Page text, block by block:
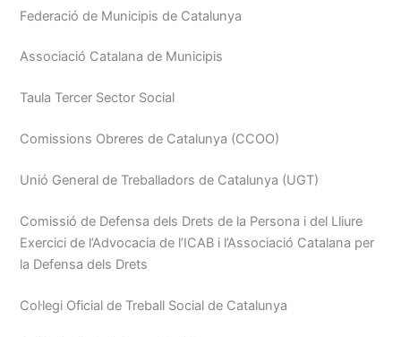
Federació de Municipis de Catalunya
Associació Catalana de Municipis
Taula Tercer Sector Social
Comissions Obreres de Catalunya (CCOO)
Unió General de Treballadors de Catalunya (UGT)
Comissió de Defensa dels Drets de la Persona i del Lliure
Exercici de l’Advocacia de l’ICAB i l’Associació Catalana per
la Defensa dels Drets
Col·legi Oficial de Treball Social de Catalunya